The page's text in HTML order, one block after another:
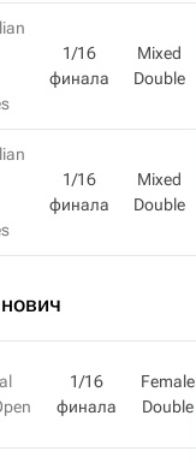
1/16
финала
Mixed
Double
1/16
финала
Mixed
Double
1/16
финала
Female
Double